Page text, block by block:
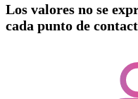
Los valores no se
cada punto de